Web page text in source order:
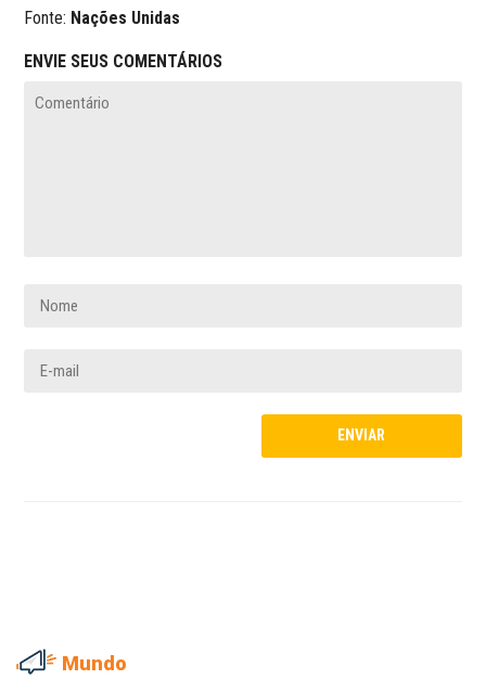
Fonte: Nações Unidas
ENVIE SEUS COMENTÁRIOS
Mundo